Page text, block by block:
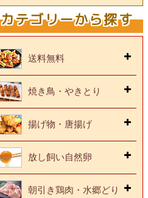
カテゴリーから探す
送料無料
焼き鳥・やきとり
揚げ物・唐揚げ
放し飼い自然卵
朝引き鶏肉・水郷どり